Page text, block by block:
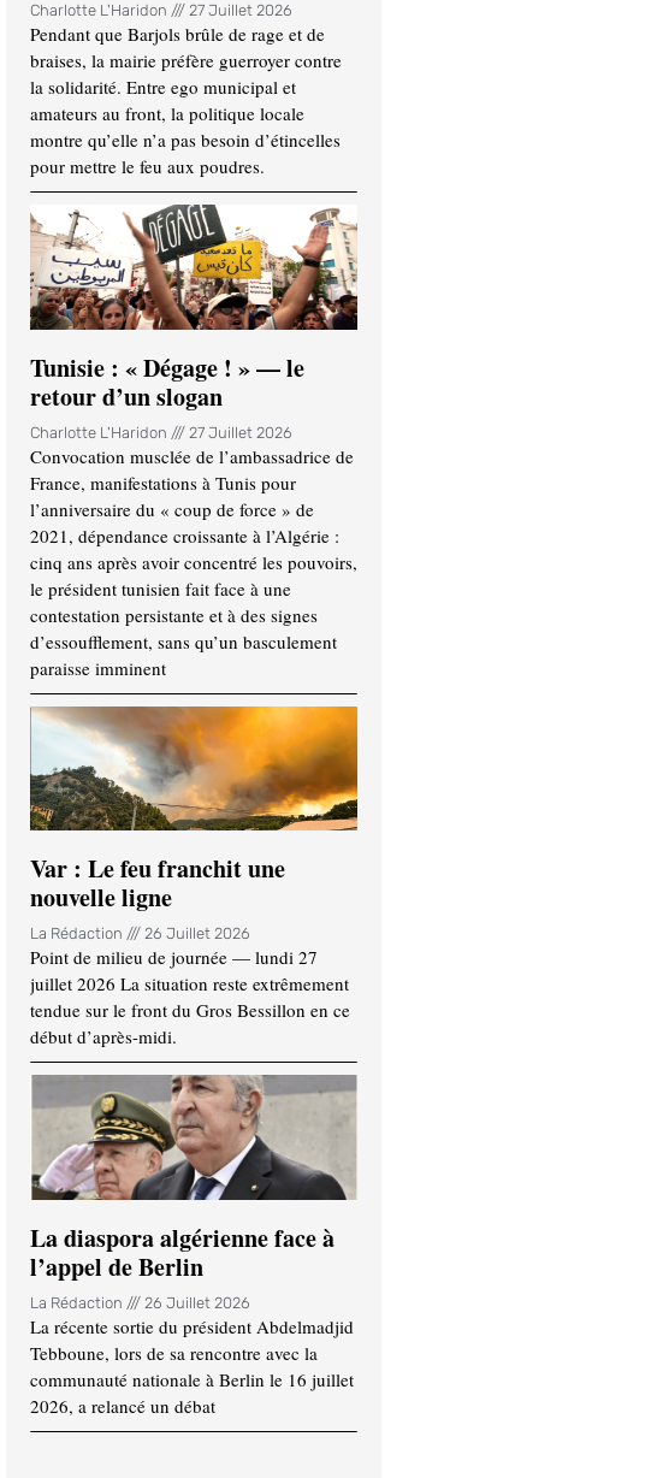
Charlotte L'Haridon 27 Juillet 2026
Pendant que Barjols brûle de rage et de
braises, la mairie préfère guerroyer contre
la solidarité. Entre ego municipal et
amateurs au front, la politique locale
montre qu’elle n’a pas besoin d’étincelles
pour mettre le feu aux poudres.
Tunisie : « Dégage ! » — le
retour d’un slogan
Charlotte L'Haridon 27 Juillet 2026
Convocation musclée de l’ambassadrice de
France, manifestations à Tunis pour
l’anniversaire du « coup de force » de
2021, dépendance croissante à l’Algérie :
cinq ans après avoir concentré les pouvoirs,
le président tunisien fait face à une
contestation persistante et à des signes
d’essoufflement, sans qu’un basculement
paraisse imminent
Var : Le feu franchit une
nouvelle ligne
La Rédaction 26 Juillet 2026
Point de milieu de journée — lundi 27
juillet 2026 La situation reste extrêmement
tendue sur le front du Gros Bessillon en ce
début d’après-midi.
La diaspora algérienne face à
l’appel de Berlin
La Rédaction 26 Juillet 2026
La récente sortie du président Abdelmadjid
Tebboune, lors de sa rencontre avec la
communauté nationale à Berlin le 16 juillet
2026, a relancé un débat